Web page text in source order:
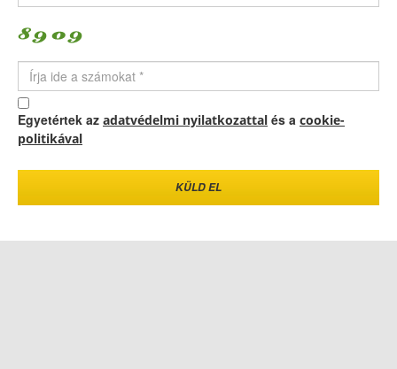
Egyetértek az adatvédelmi nyilatkozattal és a cookie-
politikával
KÜLD EL